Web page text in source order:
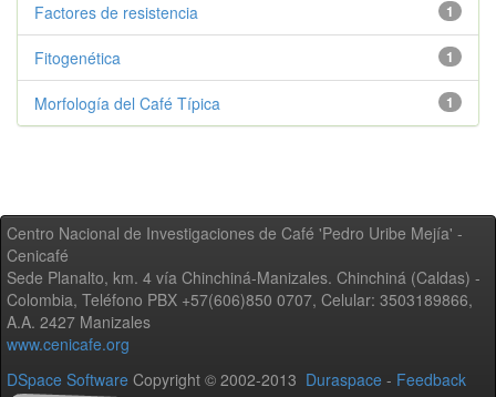
1
Factores de resistencia
1
Fitogenética
1
Morfología del Café Típica
Centro Nacional de Investigaciones de Café 'Pedro Uribe Mejía' -
Cenicafé
Sede Planalto, km. 4 vía Chinchiná-Manizales. Chinchiná (Caldas) -
Colombia, Teléfono PBX +57(606)850 0707, Celular: 3503189866,
A.A. 2427 Manizales
www.cenicafe.org
DSpace Software Copyright © 2002-2013 Duraspace - Feedback